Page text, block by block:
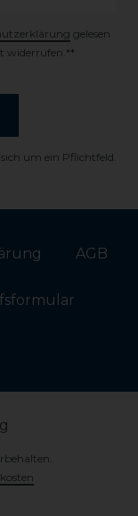
gelesen
widerrufen.**
um ein Pflichtfeld.
AGB